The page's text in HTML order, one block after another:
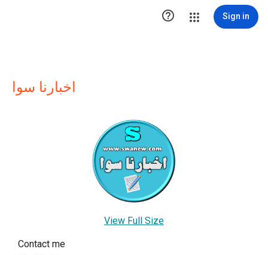
 Sign in
اخبارنا سوا
View Full Size
Contact me